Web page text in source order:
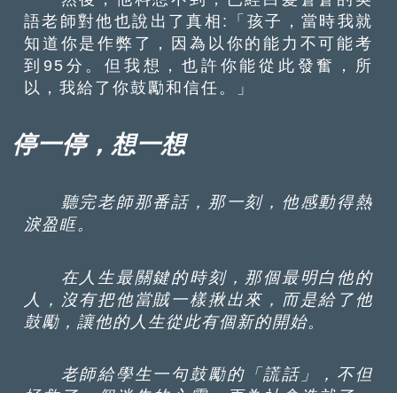
語老師對他也說出了真相:「孩子，當時我就
知道你是作弊了，因為以你的能力不可能考
到95分。但我想，也許你能從此發奮，所
以，我給了你鼓勵和信任。」
停一停，想一想
聽完老師那番話，那一刻，他感動得熱
淚盈眶。
在人生最關鍵的時刻，那個最明白他的
人，沒有把他當賊一樣揪出來，而是給了他
鼓勵，讓他的人生從此有個新的開始。
老師給學生一句鼓勵的「謊話」，不但